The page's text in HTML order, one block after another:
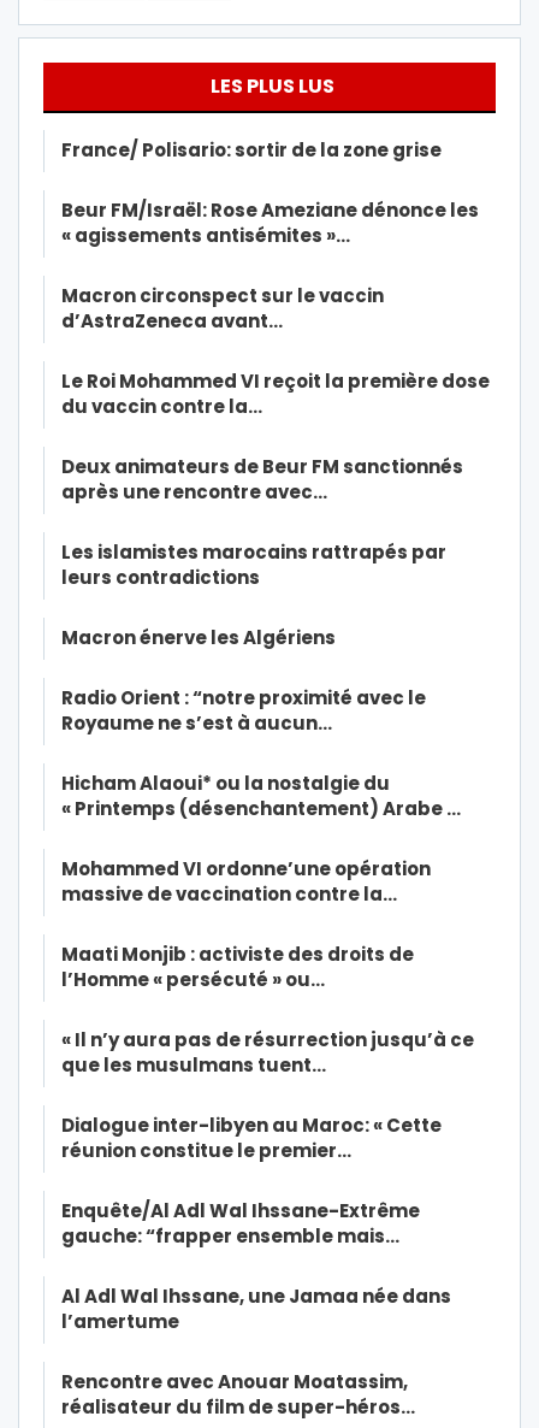
LES PLUS LUS
France/ Polisario: sortir de la zone grise
Beur FM/Israël: Rose Ameziane dénonce les
« agissements antisémites »…
Macron circonspect sur le vaccin
d’AstraZeneca avant…
Le Roi Mohammed VI reçoit la première dose
du vaccin contre la…
Deux animateurs de Beur FM sanctionnés
après une rencontre avec…
Les islamistes marocains rattrapés par
leurs contradictions
Macron énerve les Algériens
Radio Orient : “notre proximité avec le
Royaume ne s’est à aucun…
Hicham Alaoui* ou la nostalgie du
« Printemps (désenchantement) Arabe …
Mohammed VI ordonne’une opération
massive de vaccination contre la…
Maati Monjib : activiste des droits de
l’Homme « persécuté » ou…
« Il n’y aura pas de résurrection jusqu’à ce
que les musulmans tuent…
Dialogue inter-libyen au Maroc: « Cette
réunion constitue le premier…
Enquête/Al Adl Wal Ihssane-Extrême
gauche: “frapper ensemble mais…
Al Adl Wal Ihssane, une Jamaa née dans
l’amertume
Rencontre avec Anouar Moatassim,
réalisateur du film de super-héros…